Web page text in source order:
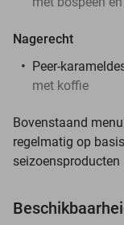
Nagerecht
Peer-
met koffie
Bovenstaand
regelmatig op
seizoensproducten